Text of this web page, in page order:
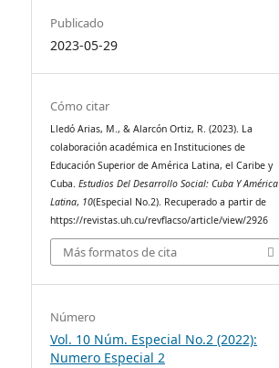
Publicado
2023-05-29
Cómo citar
Lledó Arias, M., & Alarcón Ortiz, R. (2023). La
colaboración académica en Instituciones de
Educación Superior de América Latina, el Caribe y
Cuba.Estudios Del Desarrollo Social: Cuba Y América
Latina, 10(Especial No.2). Recuperado a partir de
https://revistas.uh.cu/revflacso/article/view/2926
Más formatos de cita
Número
Vol. 10 Núm. Especial No.2 (2022):
Numero Especial 2